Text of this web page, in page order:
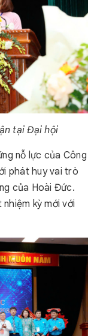
tại Đại hội
nỗ lực của Công
phát huy vai trò
của Hoài Đức.
kỳ mới với